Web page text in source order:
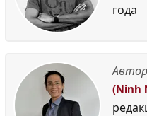
года
(Ninh